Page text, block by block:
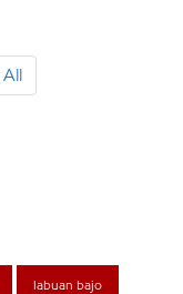
labuan bajo